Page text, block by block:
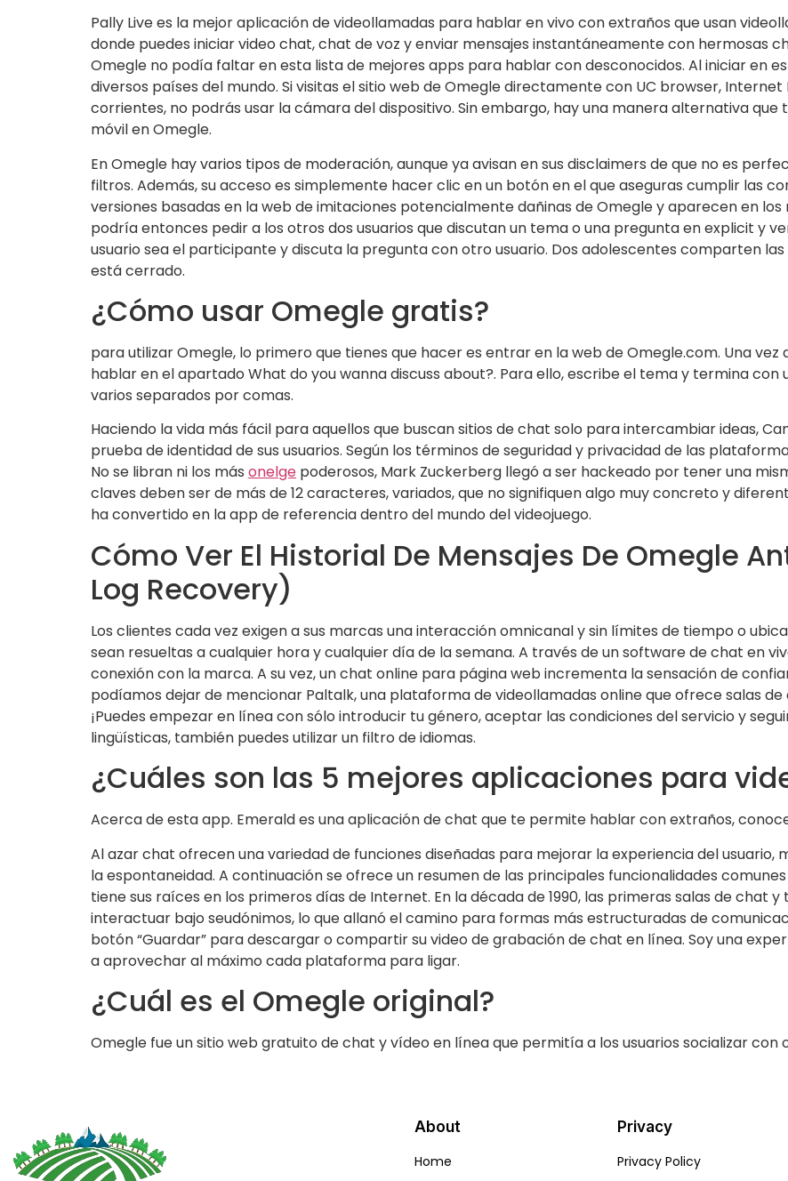
Pally Live es la mejor aplicación de videollamadas para hablar en vivo con extraños que usan
donde puedes iniciar video chat, chat de voz y enviar mensajes instantáneamente con hermosas
Omegle no podía faltar en esta lista de mejores apps para hablar con desconocidos. Al iniciar en
diversos países del mundo. Si visitas el sitio web de Omegle directamente con UC browser,
corrientes, no podrás usar la cámara del dispositivo. Sin embargo, hay una manera alternativa
móvil en Omegle.
En Omegle hay varios tipos de moderación, aunque ya avisan en sus disclaimers de que no es
filtros. Además, su acceso es simplemente hacer clic en un botón en el que aseguras cumplir las
versiones basadas en la web de imitaciones potencialmente dañinas de Omegle y aparecen en los
podría entonces pedir a los otros dos usuarios que discutan un tema o una pregunta en explicit y
usuario sea el participante y discuta la pregunta con otro usuario. Dos adolescentes comparten
está cerrado.
¿Cómo usar Omegle gratis?
para utilizar Omegle, lo primero que tienes que hacer es entrar en la web de Omegle.com. Una vez
hablar en el apartado What do you wanna discuss about?. Para ello, escribe el tema y termina con
varios separados por comas.
Haciendo la vida más fácil para aquellos que buscan sitios de chat solo para intercambiar ideas,
prueba de identidad de sus usuarios. Según los términos de seguridad y privacidad de las
No se libran ni los más onelge poderosos, Mark Zuckerberg llegó a ser hackeado por tener una
claves deben ser de más de 12 caracteres, variados, que no signifiquen algo muy concreto y
ha convertido en la app de referencia dentro del mundo del videojuego.
Cómo Ver El Historial De Mensajes De Omegle
Log Recovery)
Los clientes cada vez exigen a sus marcas una interacción omnicanal y sin límites de tiempo o
sean resueltas a cualquier hora y cualquier día de la semana. A través de un software de chat en
conexión con la marca. A su vez, un chat online para página web incrementa la sensación de
podíamos dejar de mencionar Paltalk, una plataforma de videollamadas online que ofrece salas
¡Puedes empezar en línea con sólo introducir tu género, aceptar las condiciones del servicio y
lingüísticas, también puedes utilizar un filtro de idiomas.
¿Cuáles son las 5 mejores aplicaciones para
Acerca de esta app. Emerald es una aplicación de chat que te permite hablar con extraños,
Al azar chat ofrecen una variedad de funciones diseñadas para mejorar la experiencia del
la espontaneidad. A continuación se ofrece un resumen de las principales funcionalidades
tiene sus raíces en los primeros días de Internet. En la década de 1990, las primeras salas de chat
interactuar bajo seudónimos, lo que allanó el camino para formas más estructuradas de
botón “Guardar” para descargar o compartir su video de grabación de chat en línea. Soy una
a aprovechar al máximo cada plataforma para ligar.
¿Cuál es el Omegle original?
Omegle fue un sitio web gratuito de chat y vídeo en línea que permitía a los usuarios socializar con
About
Home
Privacy
Privacy Policy